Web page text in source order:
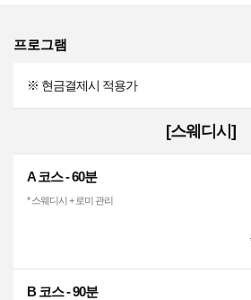
프로그램
※ 현금결제시 적용가
[스웨디시]
A 코스 - 60분
* 스웨디시 + 로미 관리
B 코스 - 90분